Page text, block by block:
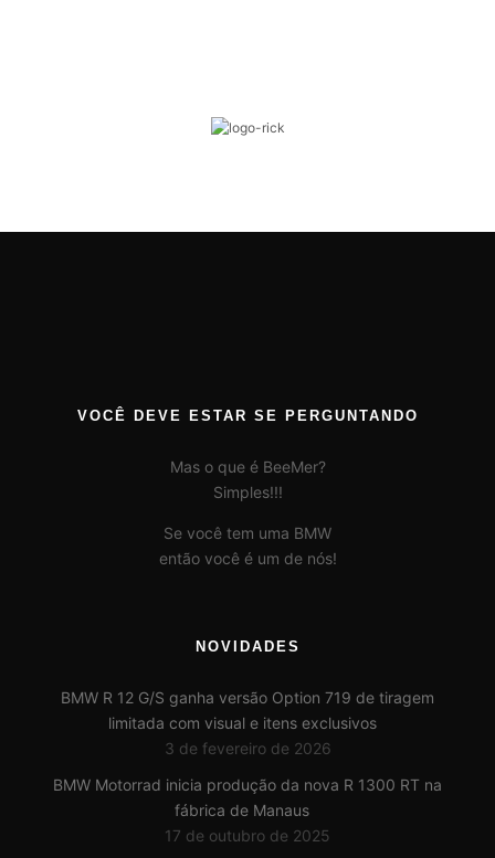
VOCÊ DEVE ESTAR SE PERGUNTANDO
Mas o que é BeeMer?
Simples!!!
Se você tem uma BMW
então você é um de nós!
NOVIDADES
BMW R 12 G/S ganha versão Option 719 de tiragem
limitada com visual e itens exclusivos
3 de fevereiro de 2026
BMW Motorrad inicia produção da nova R 1300 RT na
fábrica de Manaus
17 de outubro de 2025